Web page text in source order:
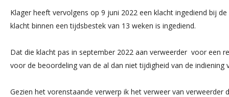
Klager heeft vervolgens op 9 juni 2022 een klacht ingediend bij
klacht binnen een tijdsbestek van 13 weken is ingediend.
Dat die klacht pas in september 2022 aan verweerder voor een
voor de beoordeling van de al dan niet tijdigheid van de indiening
Gezien het vorenstaande verwerp ik het verweer van verweerder